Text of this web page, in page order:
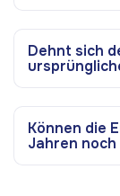
Dehnt sich
Können die
Jahren